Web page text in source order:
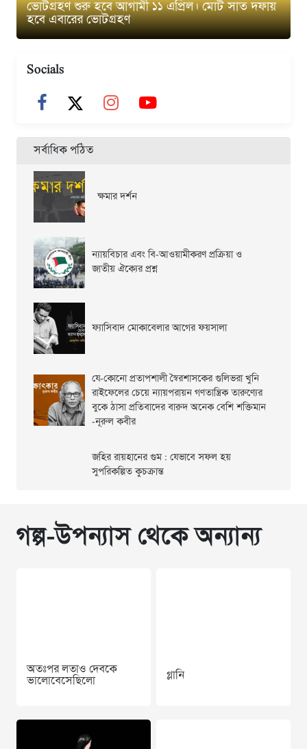
ভোটগ্রহণ শুরু হবে আগামী ১১ এপ্রিল। মোট সাত দফায়
হবে এবারের ভোটগ্রহণ
Socials
সর্বাধিক পঠিত
ক্ষমার দর্শন
ন্যায়বিচার এবং বি-আওয়ামীকরণ প্রক্রিয়া ও
জাতীয় ঐক্যের প্রশ্ন
ফ্যাসিবাদ মোকাবেলার আগের ফয়সালা
যে-কোনো প্রতাপশালী স্বৈরশাসকের গুলিভরা খুনি
রাইফেলের চেয়ে ন্যায়পরায়ন গণতান্ত্রিক তারুণ্যের
বুকে ঠাসা প্রতিবাদের বারুদ অনেক বেশি শক্তিমান
-নূরুল কবীর
জহির রায়হানের গুম : যেভাবে সফল হয়
সুপরিকল্পিত কুচক্রান্ত
গল্প-উপন্যাস থেকে অন্যান্য
অতঃপর লতাও দেবকে
ভালোবেসেছিলো
গ্লানি